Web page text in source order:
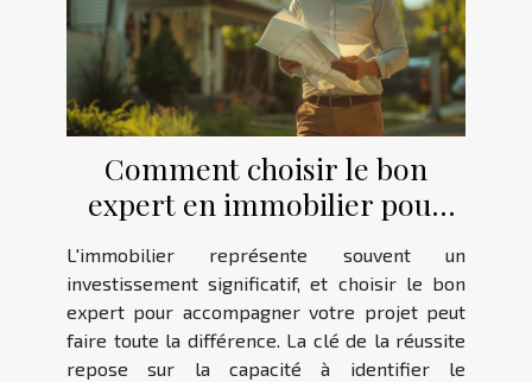
Comment choisir le bon
expert en immobilier pour
votre projet
L'immobilier représente souvent un
investissement significatif, et choisir le bon
expert pour accompagner votre projet peut
faire toute la différence. La clé de la réussite
repose sur la capacité à identifier le